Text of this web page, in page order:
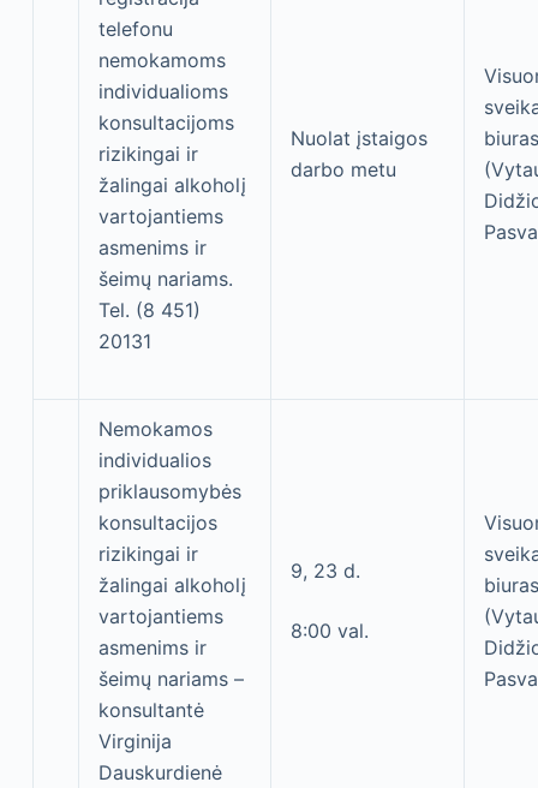
telefonu
nemokamoms
individualioms
konsultacijoms
rizikingai ir
žalingai alkoholį
vartojantiems
asmenims ir
šeimų nariams.
Tel. (8 451)
20131
Nuolat įstaigos
darbo metu
biuras
Nemokamos
individualios
priklausomybės
konsultacijos
rizikingai ir
žalingai alkoholį
vartojantiems
asmenims ir
šeimų nariams –
konsultantė
Virginija
Dauskurdienė
9, 23 d.
8:00 val.
biuras